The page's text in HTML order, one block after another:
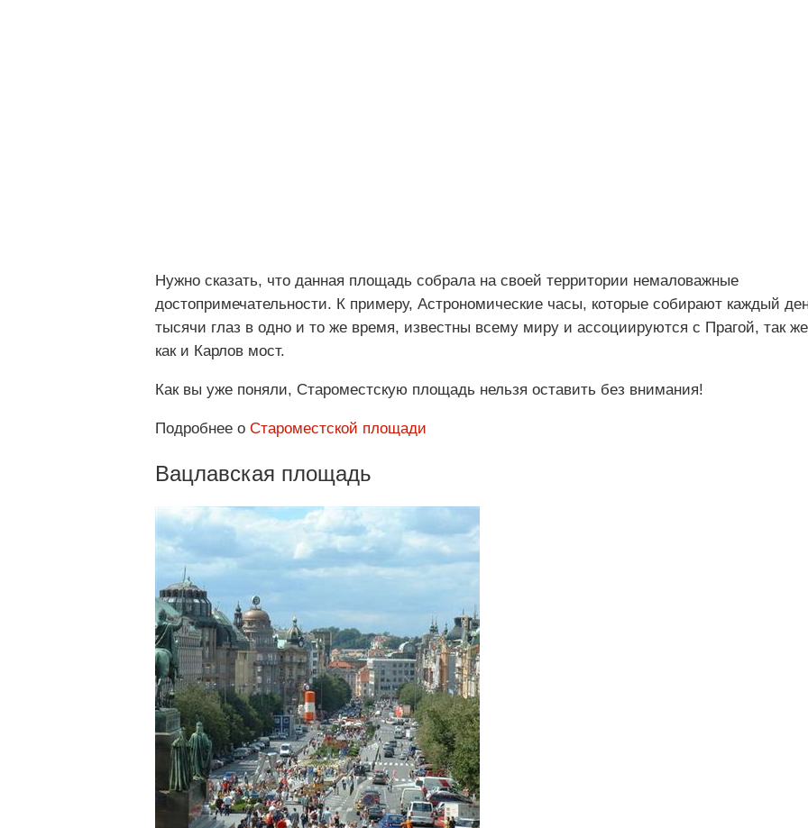
Нужно сказать, что данная площадь собрала на своей территории немаловажные
достопримечательности. К примеру, Астрономические часы, которые собирают каждый
тысячи глаз в одно и то же время, известны всему миру и ассоциируются с Прагой, так же
как и Карлов мост.
Как вы уже поняли, Староместскую площадь нельзя оставить без внимания!
Подробнее о Староместской площади
Вацлавская площадь